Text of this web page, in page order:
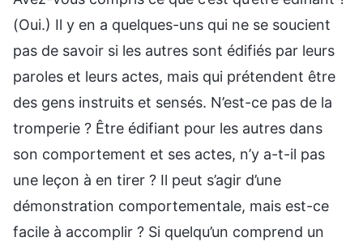
(Oui.) Il y en a quelques-uns qui ne se soucient
pas de savoir si les autres sont édifiés par leurs
paroles et leurs actes, mais qui prétendent être
des gens instruits et sensés. N’est-ce pas de la
tromperie ? Être édifiant pour les autres dans
son comportement et ses actes, n’y a-t-il pas
une leçon à en tirer ? Il peut s’agir d’une
démonstration comportementale, mais est-ce
facile à accomplir ? Si quelqu’un comprend un